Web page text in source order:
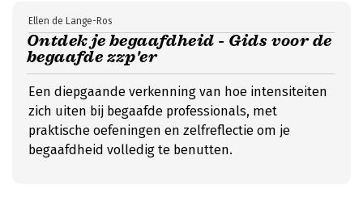
Ontdek je begaafdheid - Gids voor de
begaafde zzp'er
Ellen de Lange-Ros
Een diepgaande verkenning van hoe intensiteiten
zich uiten bij begaafde professionals, met
praktische oefeningen en zelfreflectie om je
begaafdheid volledig te benutten.